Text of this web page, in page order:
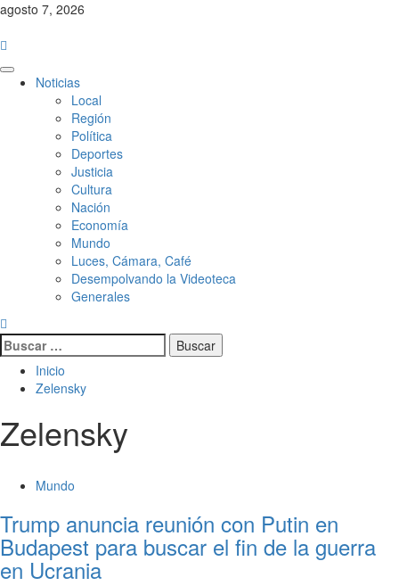
Saltar
contenido
agosto 7, 2026
MenúNoticias
Local
Región
Política
Deportes
Justicia
Cultura
Nación
Economía
Mundo
Luces, Cámara, Café
Desempolvando la Videoteca
Generales
Buscar:
Inicio
Zelensky
Zelensky
Mundo
Trump anuncia reunión con Putin en
Budapest para buscar el fin de la guerra
en Ucrania